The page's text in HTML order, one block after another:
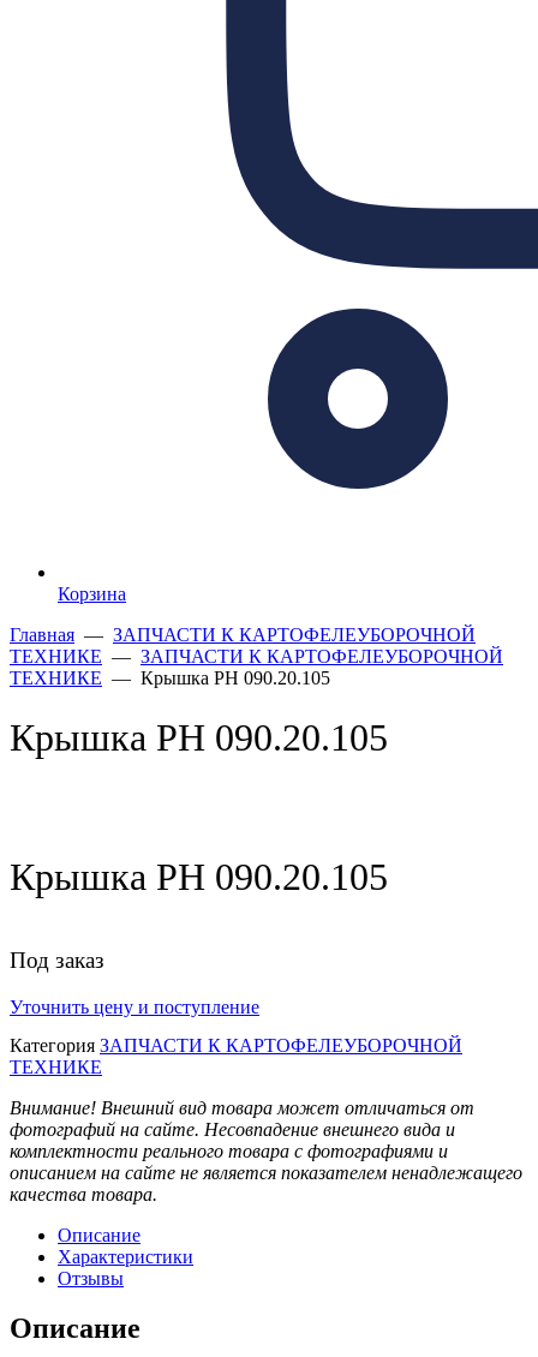
Корзина
Главная — ЗАПЧАСТИ К КАРТОФЕЛЕУБОРОЧНОЙ
ТЕХНИКЕ — ЗАПЧАСТИ К КАРТОФЕЛЕУБОРОЧНОЙ
ТЕХНИКЕ — Крышка РН 090.20.105
Крышка РН 090.20.105
Крышка РН 090.20.105
Под заказ
Уточнить цену и поступление
Категория ЗАПЧАСТИ К КАРТОФЕЛЕУБОРОЧНОЙ
ТЕХНИКЕ
Внимание! Внешний вид товара может отличаться от
фотографий на сайте. Несовпадение внешнего вида и
комплектности реального товара с фотографиями и
описанием на сайте не является показателем ненадлежащего
качества товара.
Описание
Характеристики
Отзывы
Описание